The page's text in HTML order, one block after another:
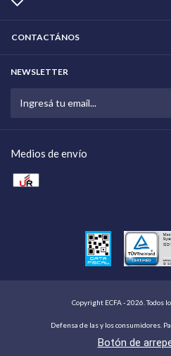
CONTACTÁNOS
NEWSLETTER
Medios de envío
Copyright ECFA - 2026. Todos
Defensa de las y los consumidores.
Botón de